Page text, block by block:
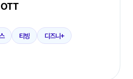
티빙
디즈니+